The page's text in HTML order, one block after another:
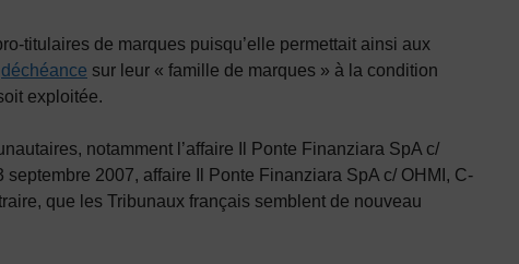
titulaires de marques puisqu’elle permettait ainsi aux
déchéance sur leur « famille de marques » à la condition
exploitée.
notamment l’affaire Il Ponte Finanziara SpA c/
2007, affaire Il Ponte Finanziara SpA c/ OHMI, C-
que les Tribunaux français semblent de nouveau